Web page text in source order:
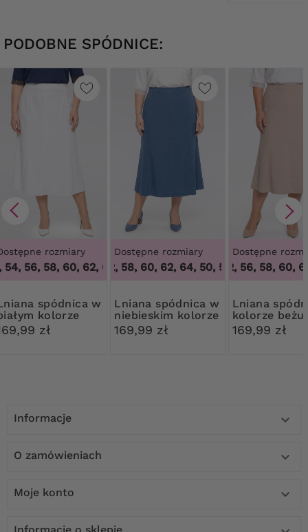
PODOBNE SPÓDNICE:
rozmiary
56, 58, 60, 62, 64 ,48, 50, 54, 56, 58, 60, 62, 64
w
kolorze
zł
Dostępne rozmiary
50, 52, 58, 60, 62, 64,50, 52, 58, 60, 62, 64
Lniana spódnica w
niebieskim kolorze
169,99 zł
Dostępne
48, 52, 56, 58, 60,
Lniana spódnica w
kolorze beżu
169,99 zł
Informacje 
O zamówieniach 
Moje konto 
Informacje o sklepie